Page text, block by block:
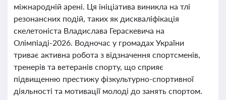
міжнародній арені. Ця ініціатива виникла на тлі
резонансних подій, таких як дискваліфікація
скелетоніста Владислава Гераскевича на
Олімпіаді-2026. Водночас у громадах України
триває активна робота з відзначення спортсменів,
тренерів та ветеранів спорту, що сприяє
підвищенню престижу фізкультурно-спортивної
діяльності та мотивації молоді до занять спортом.